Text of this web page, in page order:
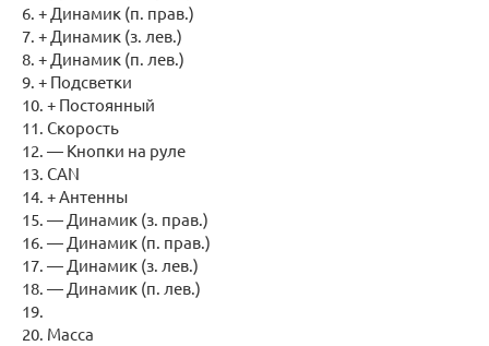
6. + Динамик (п. прав.)
7. + Динамик (з. лев.)
8. + Динамик (п. лев.)
9. + Подсветки
10. + Постоянный
11. Скорость
12. — Кнопки на руле
13. CAN
14. + Антенны
15. — Динамик (з. прав.)
16. — Динамик (п. прав.)
17. — Динамик (з. лев.)
18. — Динамик (п. лев.)
19.
20. Масса